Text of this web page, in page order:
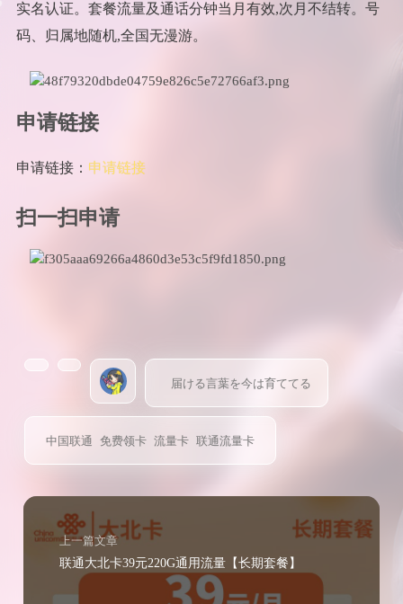
实名认证。套餐流量及通话分钟当月有效,次月不结转。号
码、归属地随机,全国无漫游。
申请链接
申请链接： 申请链接
扫一扫申请
届ける言葉を今は育ててる
中国联通 免费领卡 流量卡 联通流量卡
上一篇文章
联通大北卡39元220G通用流量【长期套餐】